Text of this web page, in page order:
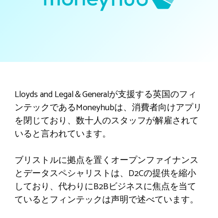
Lloyds and Legal＆Generalが支援する英国のフィ
ンテックであるMoneyhubは、消費者向けアプリ
を閉じており、数十人のスタッフが解雇されて
いると言われています。
ブリストルに拠点を置くオープンファイナンス
とデータスペシャリストは、D2Cの提供を縮小
しており、代わりにB2Bビジネスに焦点を当て
ているとフィンテックは声明で述べています。